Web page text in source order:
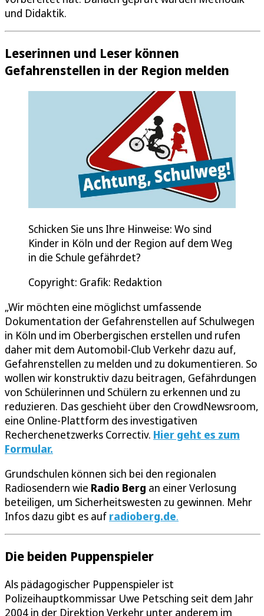
und Didaktik.
Leserinnen und Leser können
Gefahrenstellen in der Region melden
Schicken Sie uns Ihre Hinweise: Wo sind
Kinder in Köln und der Region auf dem Weg
in die Schule gefährdet?
Copyright: Grafik: Redaktion
„Wir möchten eine möglichst umfassende
Dokumentation der Gefahrenstellen auf Schulwegen
in Köln und im Oberbergischen erstellen und rufen
daher mit dem Automobil-Club Verkehr dazu auf,
Gefahrenstellen zu melden und zu dokumentieren. So
wollen wir konstruktiv dazu beitragen, Gefährdungen
von Schülerinnen und Schülern zu erkennen und zu
reduzieren. Das geschieht über den CrowdNewsroom,
eine Online-Plattform des investigativen
Recherchenetzwerks Correctiv. Hier geht es zum
Formular.
Grundschulen können sich bei den regionalen
Radiosendern wie Radio Berg an einer Verlosung
beteiligen, um Sicherheitswesten zu gewinnen. Mehr
Infos dazu gibt es auf radioberg.de.
Die beiden Puppenspieler
Als pädagogischer Puppenspieler ist
Polizeihauptkommissar Uwe Petsching seit dem Jahr
2004 in der Direktion Verkehr unter anderem im